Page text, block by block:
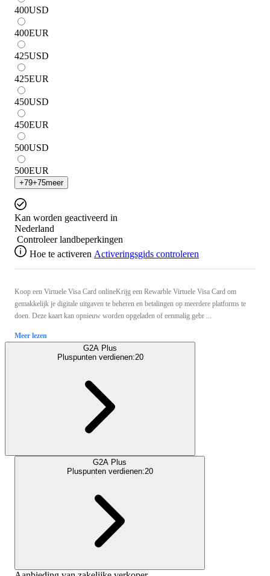
400USD
400EUR
425USD
425EUR
450USD
450EUR
500USD
500EUR
+79+75meer
Kan worden geactiveerd in
Nederland
Controleer landbeperkingen
Hoe te activeren Activeringsgids controleren
Koop een Virtuele Visa Card onlineKrijg een Rewarble Virtuele Visa Card om
gemakkelijk je digitale uitgaven te beheren en betalingen op meerdere platforms te
doen. Deze kaart kan opnieuw worden opgeladen of eenmalig gebr ...
Meer lezen
G2A Plus
Pluspunten verdienen:20
G2A Plus
Pluspunten verdienen:20